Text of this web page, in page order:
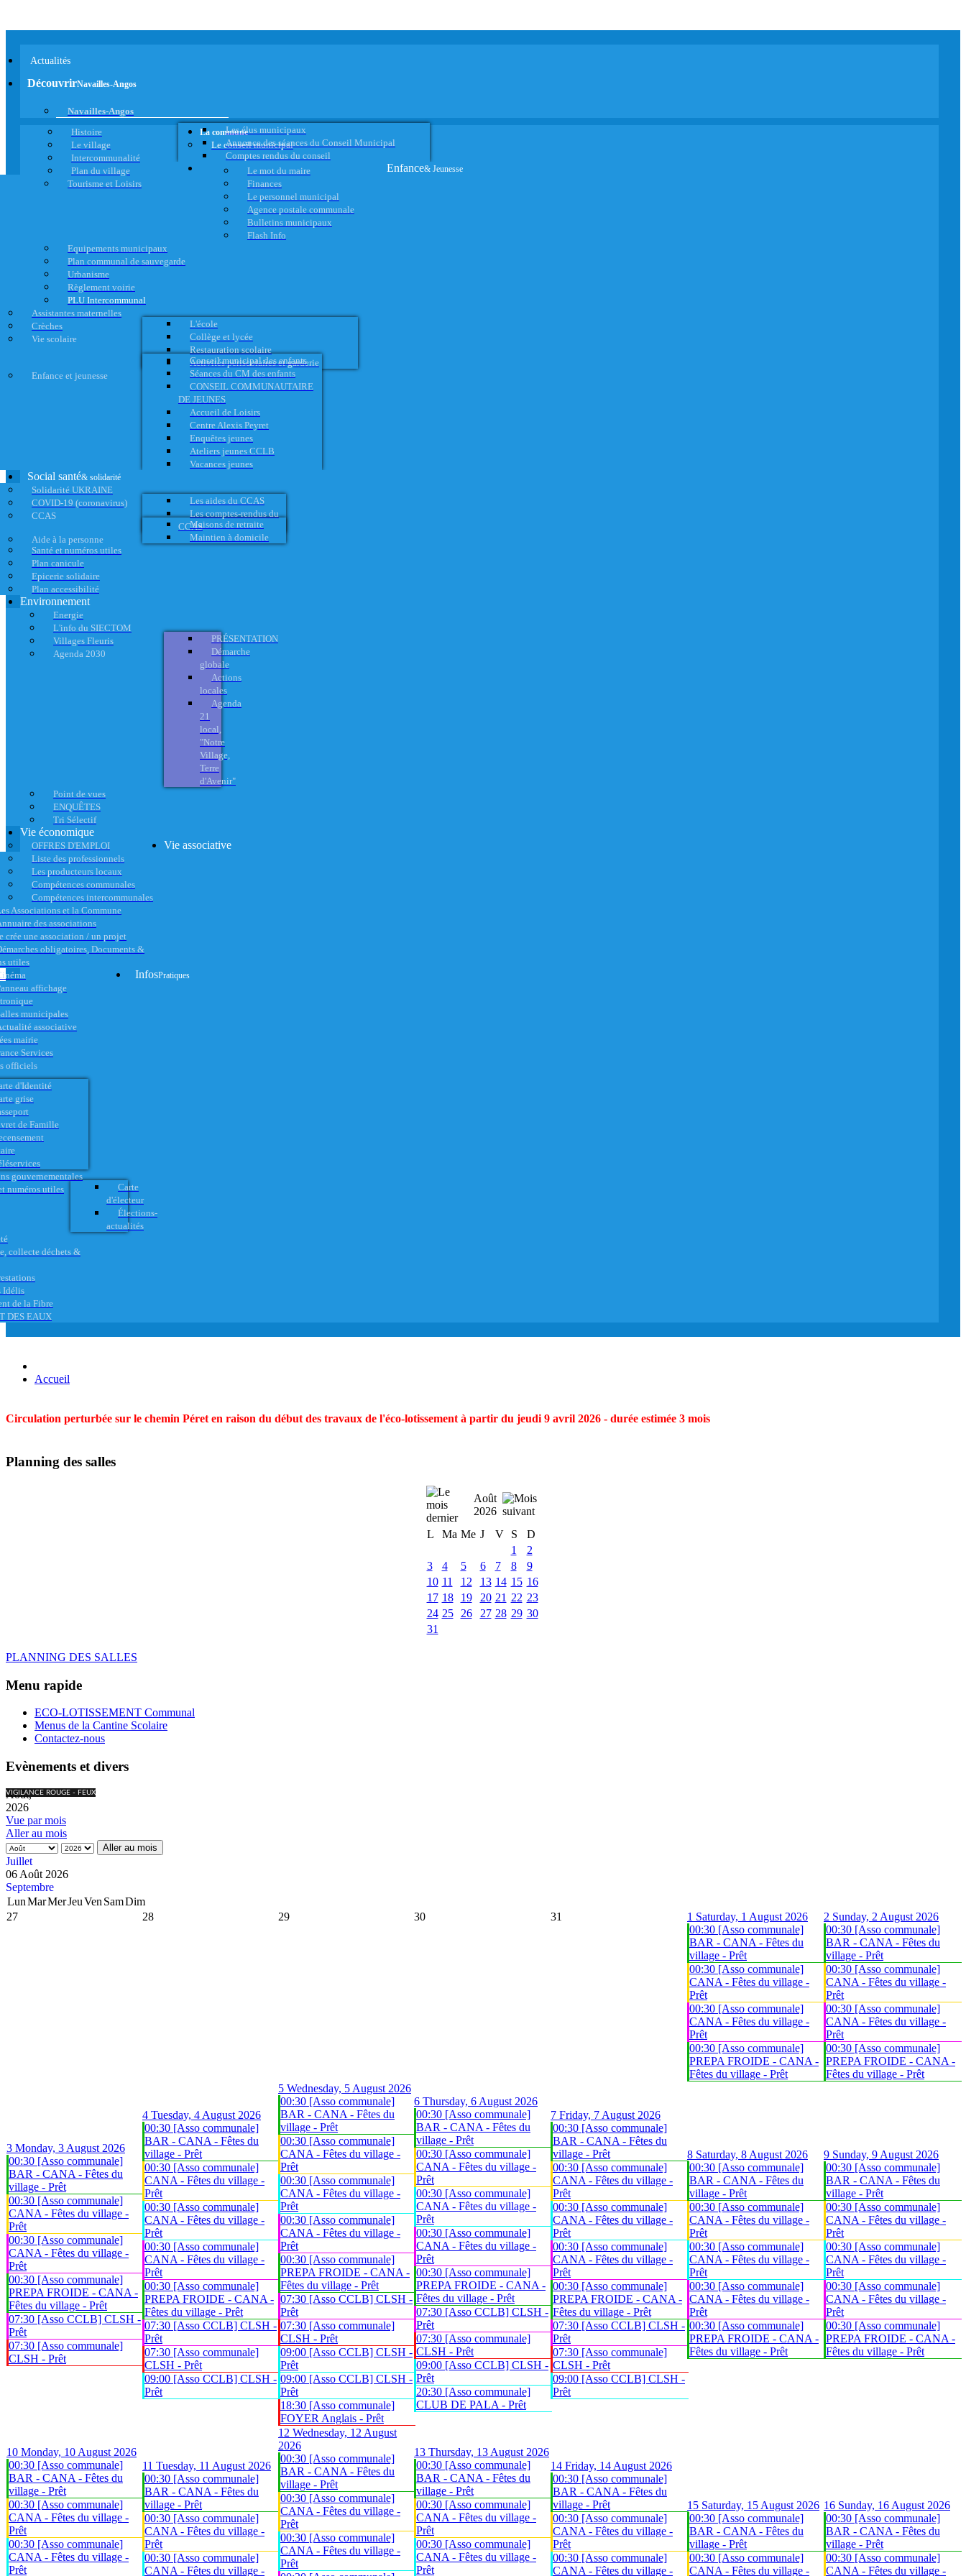
Actualités
DécouvrirNavailles-Angos
Navailles-Angos
Histoire
Le village
Intercommunalité
Plan du village
Tourisme et Loisirs
La commune
Le conseil municipal
Les élus municipaux
Annonce des séances du Conseil Municipal
Comptes rendus du conseil
Le mot du maire
Finances
Le personnel municipal
Agence postale communale
Bulletins municipaux
Flash Info
Equipements municipaux
Plan communal de sauvegarde
Urbanisme
Règlement voirie
PLU Intercommunal
Enfance& Jeunesse
Assistantes maternelles
Crèches
Vie scolaire
L'école
Collège et lycée
Restauration scolaire
Activités périscolaires et garderie
Enfance et jeunesse
Conseil municipal des enfants
Séances du CM des enfants
CONSEIL COMMUNAUTAIRE
DE JEUNES
Accueil de Loisirs
Centre Alexis Peyret
Enquêtes jeunes
Ateliers jeunes CCLB
Vacances jeunes
Social santé& solidarité
Solidarité UKRAINE
COVID-19 (coronavirus)
CCAS
Les aides du CCAS
Les comptes-rendus du
CCAS
Aide à la personne
Maisons de retraite
Maintien à domicile
Santé et numéros utiles
Plan canicule
Epicerie solidaire
Plan accessibilité
Environnement
Energie
L'info du SIECTOM
Villages Fleuris
Agenda 2030
PRÉSENTATION
Démarche
globale
Actions
locales
Agenda
21
local,
"Notre
Village,
Terre
d'Avenir"
Point de vues
ENQUÊTES
Tri Sélectif
Vie économique
OFFRES D'EMPLOI
Liste des professionnels
Les producteurs locaux
Compétences communales
Compétences intercommunales
Vie associative
Associations et la Commune
des associations
crée une association / un projet
obligatoires, Documents &
utiles
affichage
municipales
associative
InfosPratiques
mairie
Services
officiels
d'Identité
grise
de Famille
gouvernementales
numéros utiles
Carte
d'électeur
Élections-
actualités
collecte déchets &
Idélis
de la Fibre
DES EAUX
Accueil
Circulation perturbée sur le chemin Péret en raison du début des travaux de l'éco-lotissement à partir du jeudi 9 avril 2026 - durée estimée 3 mois
Planning des salles
Août
2026
L
Ma Me J V S
D
1
2
3
4 5 6 7 8
9
10 11 12 13 14 15 16
17 18 19 20 21 22 23
24 25 26 27 28 29 30
31
PLANNING DES SALLES
Menu rapide
ECO-LOTISSEMENT Communal
Menus de la Cantine Scolaire
Contactez-nous
Evènements et divers
VIGILANCE ROUGE - FEUX
Août,
2026
Vue par mois
Aller au mois
Aller au mois
Juillet
06 Août 2026
Septembre
LunMarMerJeuVen SamDim
27
28 29 30 31 1 Saturday, 1 August 2026
00:30 [Asso communale]
BAR - CANA - Fêtes du
village - Prêt
00:30 [Asso communale]
CANA - Fêtes du village -
Prêt
00:30 [Asso communale]
CANA - Fêtes du village -
Prêt
00:30 [Asso communale]
PREPA FROIDE - CANA -
Fêtes du village - Prêt
2 Sunday, 2 August 2026
00:30 [Asso communale]
BAR - CANA - Fêtes du
village - Prêt
00:30 [Asso communale]
CANA - Fêtes du village -
Prêt
00:30 [Asso communale]
CANA - Fêtes du village -
Prêt
00:30 [Asso communale]
PREPA FROIDE - CANA -
Fêtes du village - Prêt
3 Monday, 3 August 2026
00:30 [Asso communale]
BAR - CANA - Fêtes du
village - Prêt
00:30 [Asso communale]
CANA - Fêtes du village -
Prêt
00:30 [Asso communale]
CANA - Fêtes du village -
Prêt
00:30 [Asso communale]
PREPA FROIDE - CANA -
Fêtes du village - Prêt
07:30 [Asso CCLB] CLSH -
Prêt
07:30 [Asso communale]
CLSH - Prêt
4 Tuesday, 4 August 2026
00:30 [Asso communale]
BAR - CANA - Fêtes du
village - Prêt
00:30 [Asso communale]
CANA - Fêtes du village -
Prêt
00:30 [Asso communale]
CANA - Fêtes du village -
Prêt
00:30 [Asso communale]
CANA - Fêtes du village -
Prêt
00:30 [Asso communale]
PREPA FROIDE - CANA -
Fêtes du village - Prêt
07:30 [Asso CCLB] CLSH -
Prêt
07:30 [Asso communale]
CLSH - Prêt
09:00 [Asso CCLB] CLSH -
Prêt
5 Wednesday, 5 August 2026
00:30 [Asso communale]
BAR - CANA - Fêtes du
village - Prêt
00:30 [Asso communale]
CANA - Fêtes du village -
Prêt
00:30 [Asso communale]
CANA - Fêtes du village -
Prêt
00:30 [Asso communale]
CANA - Fêtes du village -
Prêt
00:30 [Asso communale]
PREPA FROIDE - CANA -
Fêtes du village - Prêt
07:30 [Asso CCLB] CLSH -
Prêt
07:30 [Asso communale]
CLSH - Prêt
09:00 [Asso CCLB] CLSH -
Prêt
09:00 [Asso CCLB] CLSH -
Prêt
18:30 [Asso communale]
FOYER Anglais - Prêt
6 Thursday, 6 August 2026
00:30 [Asso communale]
BAR - CANA - Fêtes du
village - Prêt
00:30 [Asso communale]
CANA - Fêtes du village -
Prêt
00:30 [Asso communale]
CANA - Fêtes du village -
Prêt
00:30 [Asso communale]
CANA - Fêtes du village -
Prêt
00:30 [Asso communale]
PREPA FROIDE - CANA -
Fêtes du village - Prêt
07:30 [Asso CCLB] CLSH -
Prêt
07:30 [Asso communale]
CLSH - Prêt
09:00 [Asso CCLB] CLSH -
Prêt
20:30 [Asso communale]
CLUB DE PALA - Prêt
7 Friday, 7 August 2026
00:30 [Asso communale]
BAR - CANA - Fêtes du
village - Prêt
00:30 [Asso communale]
CANA - Fêtes du village -
Prêt
00:30 [Asso communale]
CANA - Fêtes du village -
Prêt
00:30 [Asso communale]
CANA - Fêtes du village -
Prêt
00:30 [Asso communale]
PREPA FROIDE - CANA -
Fêtes du village - Prêt
07:30 [Asso CCLB] CLSH -
Prêt
07:30 [Asso communale]
CLSH - Prêt
09:00 [Asso CCLB] CLSH -
Prêt
8 Saturday, 8 August 2026
00:30 [Asso communale]
BAR - CANA - Fêtes du
village - Prêt
00:30 [Asso communale]
CANA - Fêtes du village -
Prêt
00:30 [Asso communale]
CANA - Fêtes du village -
Prêt
00:30 [Asso communale]
CANA - Fêtes du village -
Prêt
00:30 [Asso communale]
PREPA FROIDE - CANA -
Fêtes du village - Prêt
9 Sunday, 9 August 2026
00:30 [Asso communale]
BAR - CANA - Fêtes du
village - Prêt
00:30 [Asso communale]
CANA - Fêtes du village -
Prêt
00:30 [Asso communale]
CANA - Fêtes du village -
Prêt
00:30 [Asso communale]
CANA - Fêtes du village -
Prêt
00:30 [Asso communale]
PREPA FROIDE - CANA -
Fêtes du village - Prêt
10 Monday, 10 August 2026
00:30 [Asso communale]
BAR - CANA - Fêtes du
village - Prêt
00:30 [Asso communale]
CANA - Fêtes du village -
Prêt
00:30 [Asso communale]
CANA - Fêtes du village -
Prêt
11 Tuesday, 11 August 2026
00:30 [Asso communale]
BAR - CANA - Fêtes du
village - Prêt
00:30 [Asso communale]
CANA - Fêtes du village -
Prêt
00:30 [Asso communale]
CANA - Fêtes du village -
12 Wednesday, 12 August
2026
00:30 [Asso communale]
BAR - CANA - Fêtes du
village - Prêt
00:30 [Asso communale]
CANA - Fêtes du village -
Prêt
00:30 [Asso communale]
CANA - Fêtes du village -
Prêt
13 Thursday, 13 August 2026
00:30 [Asso communale]
BAR - CANA - Fêtes du
village - Prêt
00:30 [Asso communale]
CANA - Fêtes du village -
Prêt
00:30 [Asso communale]
CANA - Fêtes du village -
Prêt
14 Friday, 14 August 2026
00:30 [Asso communale]
BAR - CANA - Fêtes du
village - Prêt
00:30 [Asso communale]
CANA - Fêtes du village -
Prêt
00:30 [Asso communale]
CANA - Fêtes du village -
15 Saturday, 15 August 2026
00:30 [Asso communale]
BAR - CANA - Fêtes du
village - Prêt
00:30 [Asso communale]
CANA - Fêtes du village -
16 Sunday, 16 August 2026
00:30 [Asso communale]
BAR - CANA - Fêtes du
village - Prêt
00:30 [Asso communale]
CANA - Fêtes du village -